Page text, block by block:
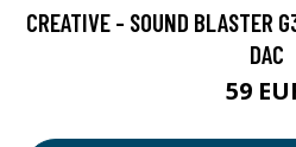
CREATIVE - SOUND BLASTER
DAC
59